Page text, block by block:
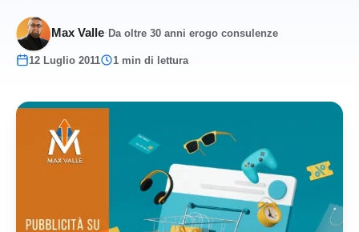
Max Valle· Da oltre 30 anni erogo consulenze
12 Luglio 2011 1 min di lettura